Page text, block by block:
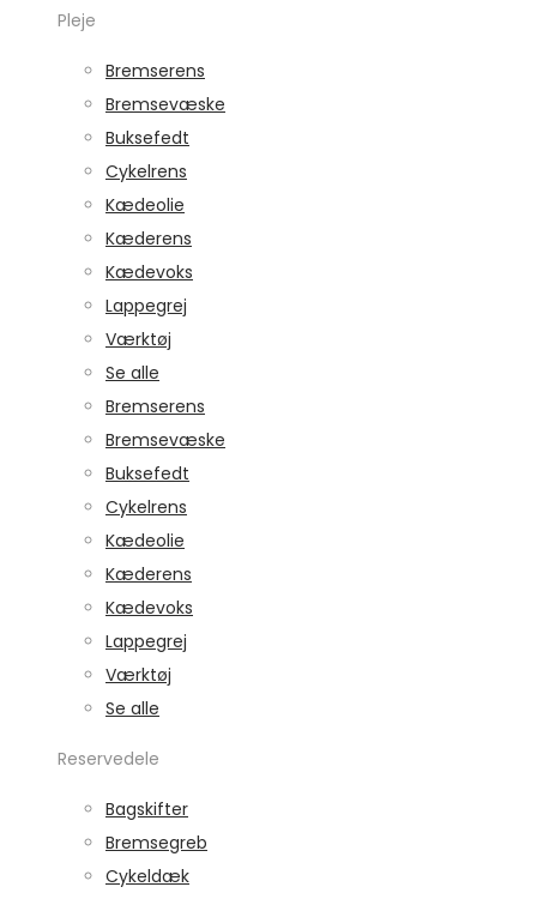
Pleje
Bremserens
Bremsevæske
Buksefedt
Cykelrens
Kædeolie
Kæderens
Kædevoks
Lappegrej
Værktøj
Se alle
Bremserens
Bremsevæske
Buksefedt
Cykelrens
Kædeolie
Kæderens
Kædevoks
Lappegrej
Værktøj
Se alle
Reservedele
Bagskifter
Bremsegreb
Cykeldæk